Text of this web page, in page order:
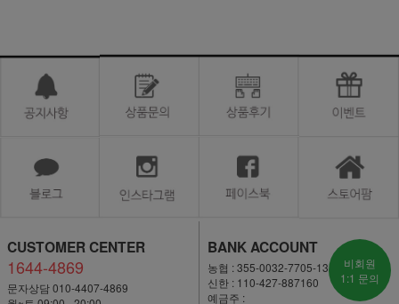
CUSTOMER CENTER
1644-4869
문자상담 010-4407-4869
BANK ACCOUNT
농협 : 355-0032-7705-13
신한 : 110-427-887160
예금주 :
비회원
1:1 문의